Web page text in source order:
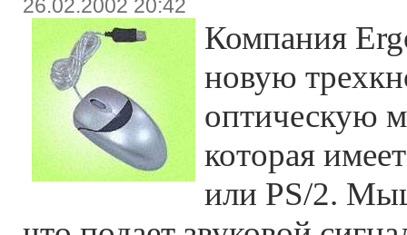
26.02.2002 20:42
Компания
новую
оптическую
которая
или PS/2.